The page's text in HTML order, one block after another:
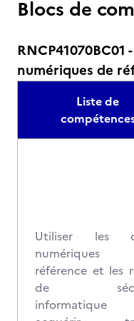
Blocs de
numériques de
Liste de
Utiliser les
référence et les
de
informatique